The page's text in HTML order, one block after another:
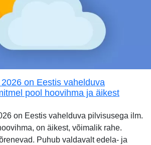
on Eestis vahelduva
pool hoovihma ja äikest
on Eestis vahelduva pilvisusega ilm.
on äikest, võimalik rahe.
Puhub valdavalt edela- ja